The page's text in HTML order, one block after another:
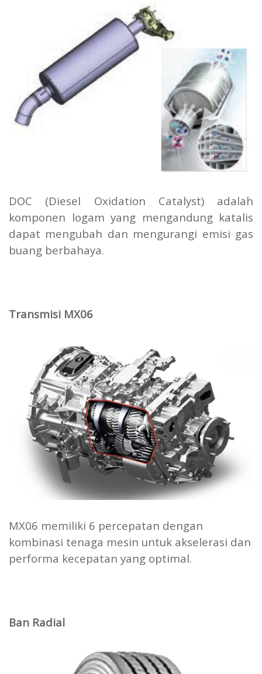
DOC (Diesel Oxidation Catalyst) adalah
komponen logam yang mengandung katalis
dapat mengubah dan mengurangi emisi gas
buang berbahaya.
Transmisi MX06
MX06 memiliki 6 percepatan dengan
kombinasi tenaga mesin untuk akselerasi dan
performa kecepatan yang optimal.
Ban Radial